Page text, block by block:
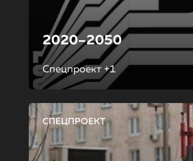
2020–2050
Спецпроект +1
СПЕЦПРОЕКТ